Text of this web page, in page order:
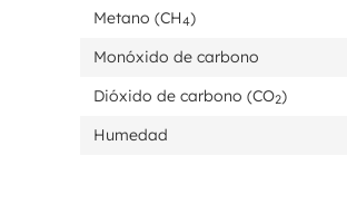
Metano (CH4)
Monóxido de carbono
Dióxido de carbono (CO2)
Humedad